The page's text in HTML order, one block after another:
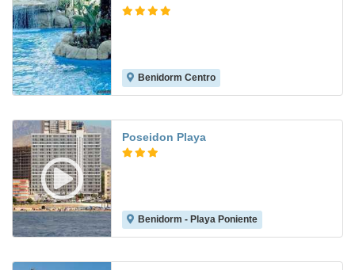
Benidorm Centro
Poseidon Playa
Benidorm - Playa Poniente